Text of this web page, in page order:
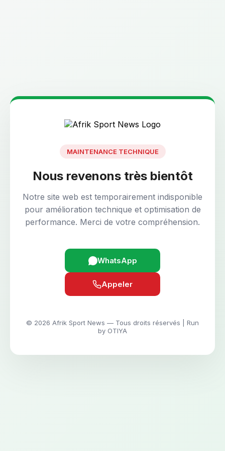
MAINTENANCE TECHNIQUE
Nous revenons très bientôt
Notre site web est temporairement indisponible
pour amélioration technique et optimisation de
performance. Merci de votre compréhension.
WhatsApp
Appeler
© 2026 Afrik Sport News — Tous droits réservés | Run
by OTIYA